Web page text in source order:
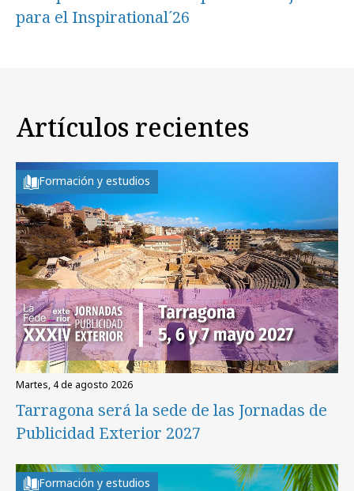
para el Inspirational´26
Artículos recientes
Formación y estudios
martes, 4 de agosto 2026
Tarragona será la sede de las Jornadas de
Publicidad Exterior 2027
Formación y estudios